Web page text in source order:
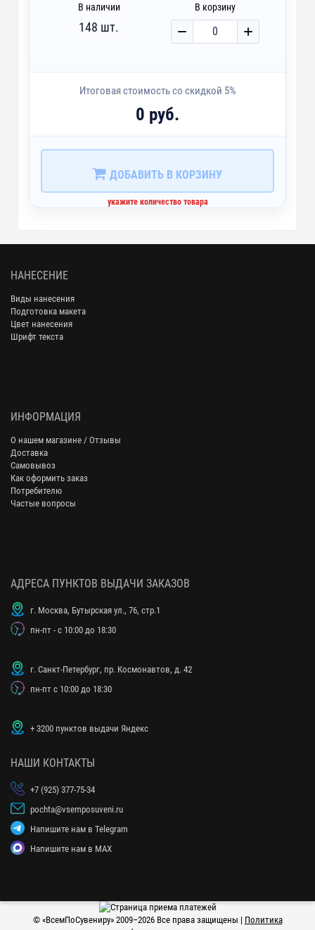
В наличии В корзину
148 шт.
Итоговая стоимость со скидкой 5%
0 руб.
ДОБАВИТЬ В КОРЗИНУ
укажите количество товара
НАНЕСЕНИЕ
Виды нанесения
Подготовка макета
Цвет нанесения
Шрифт текста
ИНФОРМАЦИЯ
О нашем магазине / Отзывы
Доставка
Самовывоз
Как оформить заказ
Потребителю
Частые вопросы
АДРЕСА ПУНКТОВ ВЫДАЧИ ЗАКАЗОВ
г. Москва, Бутырская ул., 76, стр.1
пн-пт - с 10:00 до 18:30
г. Санкт-Петербург, пр. Космонавтов, д. 42
пн-пт с 10:00 до 18:30
+ 3200 пунктов выдачи Яндекс
НАШИ КОНТАКТЫ
+7 (925) 377-75-34
pochta@vsemposuveni.ru
Напишите нам в Telegram
Напишите нам в MAX
© «ВсемПоСувениру» 2009–2026 Все права защищены | Политика